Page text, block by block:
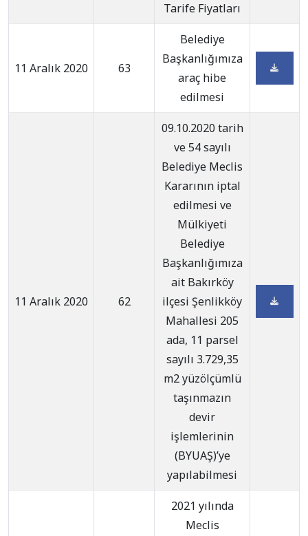
Tarife Fiyatları
11 Aralık 2020 63
Belediye
Başkanlığımıza
araç hibe
edilmesi
11 Aralık 2020 62
09.10.2020 tarih
ve 54 sayılı
Belediye Meclis
Kararının iptal
edilmesi ve
Mülkiyeti
Belediye
Başkanlığımıza
ait Bakırköy
ilçesi Şenlikköy
Mahallesi 205
ada, 11 parsel
sayılı 3.729,35
m2 yüzölçümlü
taşınmazın
devir
işlemlerinin
(BYUAŞ)’ye
yapılabilmesi
2021 yılında
Meclis